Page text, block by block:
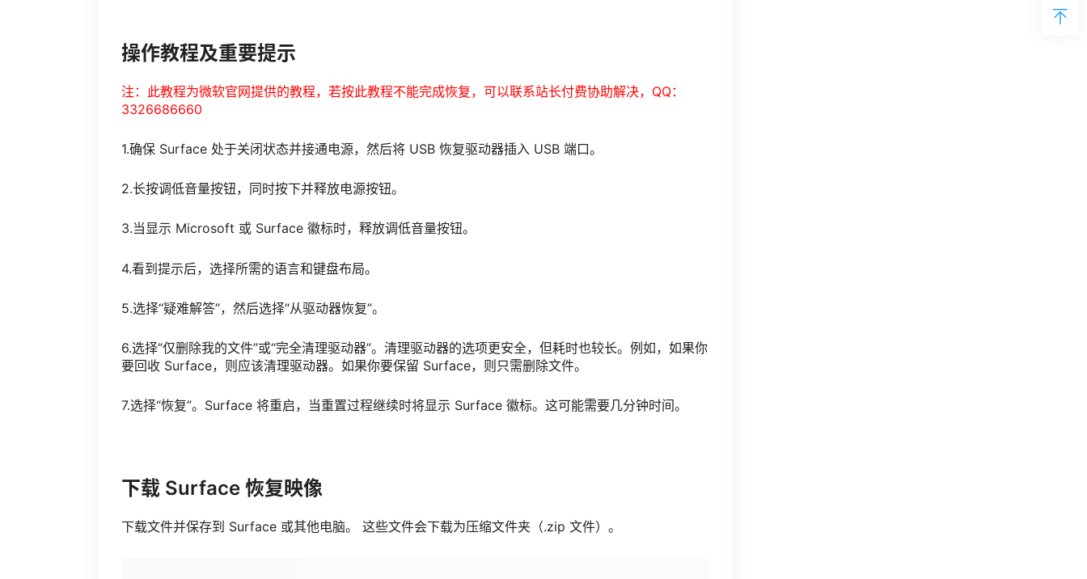
操作教程及重要提示
注：此教程为微软官网提供的教程，若按此教程不能完成恢复，可以联系站长付费协助解决，QQ：
3326686660
1.确保 Surface 处于关闭状态并接通电源，然后将 USB 恢复驱动器插入 USB 端口。
2.长按调低音量按钮，同时按下并释放电源按钮。
3.当显示 Microsoft 或 Surface 徽标时，释放调低音量按钮。
4.看到提示后，选择所需的语言和键盘布局。
5.选择“疑难解答”，然后选择“从驱动器恢复”。
6.选择“仅删除我的文件”或“完全清理驱动器”。清理驱动器的选项更安全，但耗时也较长。例如，如果你
要回收 Surface，则应该清理驱动器。如果你要保留 Surface，则只需删除文件。
7.选择“恢复”。Surface 将重启，当重置过程继续时将显示 Surface 徽标。这可能需要几分钟时间。
下载 Surface 恢复映像
下载文件并保存到 Surface 或其他电脑。 这些文件会下载为压缩文件夹（.zip 文件）。